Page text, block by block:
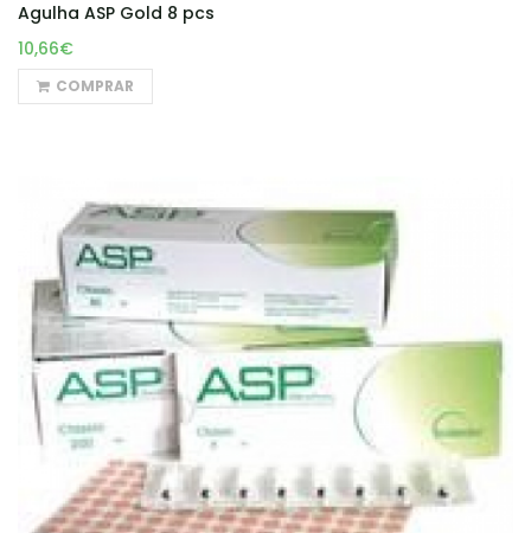
Agulha ASP Gold 8 pcs
10,66€
COMPRAR